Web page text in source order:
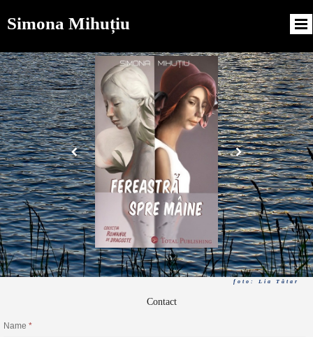
Simona Mihuțiu
foto: Lia Tătar
Contact
Name *